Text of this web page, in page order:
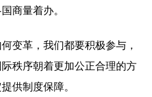
商量着办。
变革，我们都要积极参与，
秩序朝着更加公正合理的方
供制度保障。